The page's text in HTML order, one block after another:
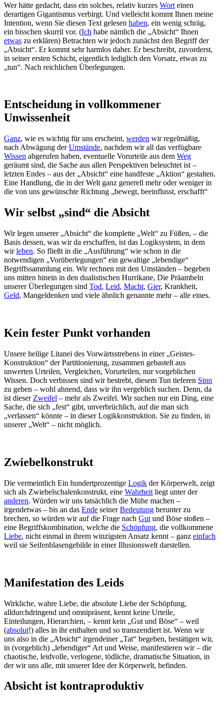
Wer hätte gedacht, dass ein solches, relativ kurzes Wort einen
derartigen Gigantismus verbirgt. Und vielleicht kommt Ihnen meine
Intention, wenn Sie diesen Text gelesen haben, ein wenig schräg,
ein bisschen skurril vor. (Ich habe nämlich die „Absicht“ Ihnen
etwas zu erklären) Betrachten wir jedoch zunächst den Begriff der
„Absicht“. Er kommt sehr harmlos daher. Er beschreibt, zuvorderst,
in seiner ersten Schicht, eigentlich lediglich den Vorsatz, etwas zu
„tun“. Nach reichlichen Überlegungen.
Entscheidung in vollkommener
Unwissenheit
Ganz, wie es wichtig für uns erscheint, werden wir regelmäßig,
nach Abwägung derUmstände, nachdem wir all das verfügbare
Wissen abgerufen haben, eventuelle Vorurteile aus dem Weg
geräumt sind, die Sache aus allen Perspektiven beleuchtet ist –
letzten Endes – aus der „Absicht“ eine handfeste „Aktion“ gestalten.
Eine Handlung, die in der Welt ganz generell mehr oder weniger in
die von uns gewünschte Richtung „bewegt, beeinflusst, erschafft“
Wir selbst „sind“ die Absicht
Wir legen unserer „Absicht“ die komplette „Welt“ zu Füßen, – die
Basis dessen, was wir da erschaffen, ist das Logiksystem, in dem
wirleben. So fließt in die „Ausführung“ wie schon in die
notwendigen „Vorüberlegungen“ ein gewaltige „lebendige“
Begriffssammlung ein. Wir rechnen mit den Umständen – begeben
uns mitten hinein in den dualistischen Hurrikane, Die Präambeln
unserer Überlegungen sind Tod, Leid, Macht, Gier, Krankheit,
Geld, Mangeldenken und viele ähnlich genannte mehr – alle eines.
Kein fester Punkt vorhanden
Unsere heilige Litanei des Vorwärtsstrebens in einer „Geistes-
Konstruktion“ der Partitionierung, zusammen gebastelt aus
unwerten Urteilen, Vergleichen, Vorurteilen, nur vorgeblichen
Wissen. Doch verbissen sind wir bestrebt, diesem Tun tieferen Sinn
zu geben – wohl ahnend, dass wir ihn vergeblich suchen. Denn, da
ist dieser Zweifel – mehr als Zweifel. Wir suchen nur ein Ding, eine
Sache, die sich „fest“ gibt, unverbrüchlich, auf die man sich
„verlassen“ könnte – in dieser Logikkonstruktion. Sie zu finden, in
unserer „Welt“ – nicht möglich.
Zwiebelkonstrukt
Die vermeintlich Ein hundertprozentige Logik der Körperwelt, zeigt
sich als Zwiebelschalenkonstrukt, eine Wahrheit liegt unter der
anderen. Würden wir uns tatsächlich die Mühe machen –
irgendetwas – bis an das Ende seinerBedeutung herunter zu
brechen, so würden wir auf die Frage nach Gut und Böse stoßen –
eine Begriffskombination, welche die Schöpfung, die vollkommene
Liebe, nicht einmal in ihrem winzigsten Ansatz kennt – ganz einfach
weil sie Seifenblasengebilde in einer Illusionswelt darstellen.
Manifestation des Leids
Wirkliche, wahre Liebe, die absolute Liebe der Schöpfung,
alldurchdringend und omnipräsent, kennt keine Urteile,
Einteilungen, Hierarchien, – kennt kein „Gut und Böse“ – weil
(absolut!) alles in ihr enthalten und so transzendiert ist. Wenn wir
uns also in die „Absicht“ irgendeiner „Tat“ begeben, bestätigen wir,
in (vorgeblich) „lebendiger“ Art und Weise, manifestieren wir – die
chaotische, leidvolle, verlogene, tödliche, dramatische Situation, in
der wir uns alle, mit unserer Idee der Körperwelt, befinden.
Absicht ist kontraproduktiv